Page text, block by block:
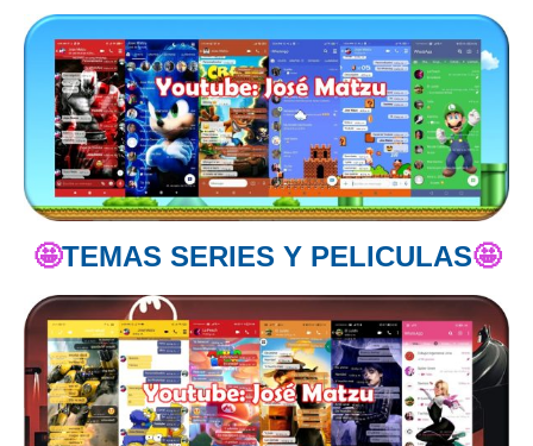
🤩TEMAS SERIES Y PELICULAS🤩